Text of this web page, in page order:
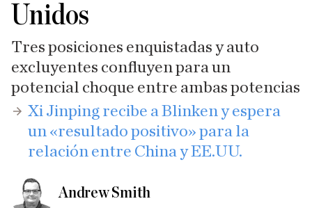
Unidos
Tres posiciones enquistadas y auto
excluyentes confluyen para un
potencial choque entre ambas potencias
Xi Jinping recibe a Blinken y espera
un «resultado positivo» para la
relación entre China y EE.UU.
Andrew Smith